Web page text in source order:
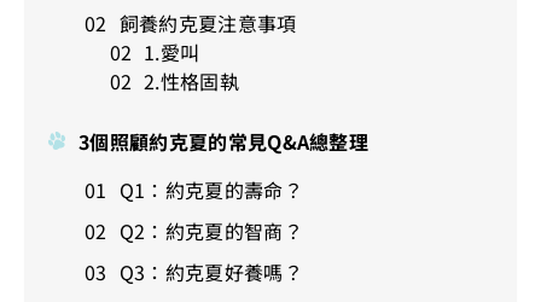
飼養約克夏注意事項
1.愛叫
2.性格固執
3個照顧約克夏的常見Q&A總整理
Q1：約克夏的壽命？
Q2：約克夏的智商？
Q3：約克夏好養嗎？